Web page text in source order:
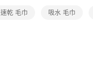
速乾 毛巾 吸水 毛巾